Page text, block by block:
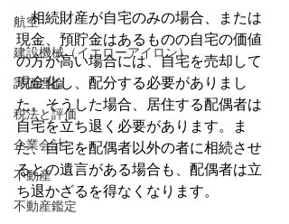
航空
建設機械（イエローアイロン）
評価理論
税法と評価
企業会計
不動産
不動産鑑定
相続財産が自宅のみの場合、または
現金、預貯金はあるものの自宅の価値
の方が高い場合には、自宅を売却して
現金化し、配分する必要がありまし
た。そうした場合、居住する配偶者は
自宅を立ち退く必要があります。ま
た、自宅を配偶者以外の者に相続させ
るとの遺言がある場合も、配偶者は立
ち退かざるを得なくなります。